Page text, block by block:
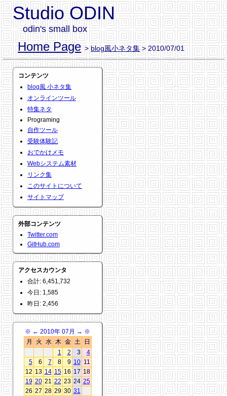
Studio ODIN
odin's small box
Home Page >blog風小ネタ集> 2010/07/01
コンテンツ
blog風 小ネタ集
オンラインツール
特集ネタ
Programing
自作ツール
受験体験記
おでかけメモ
Webシステム素材
リンク集
このサイトについて
サイトマップ
外部コンテンツ
Twitter.com
GitHub.com
アクセスカウンタ
合計: 6,451,732
今日: 1,585
昨日: 2,456
※ ← 2010年 07月 → ※
月
火 水 木 金 土
日
1
2 3
4
5
6 7 8 9 10 11
12 13 14 15 16 17 18
19 20 21 22 23 24 25
26 27 28 29 30 31